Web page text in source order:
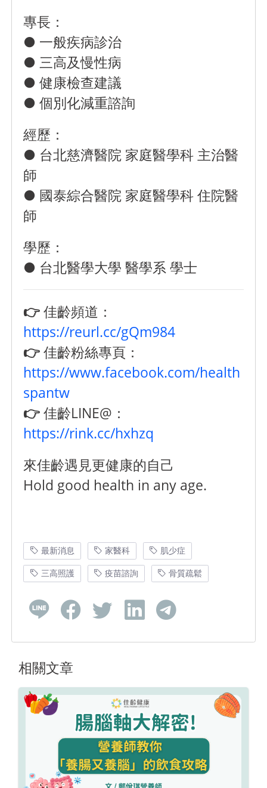
專長：
● 一般疾病診治
● 三高及慢性病
● 健康檢查建議
● 個別化減重諮詢
經歷：
● 台北慈濟醫院 家庭醫學科 主治醫
師
● 國泰綜合醫院 家庭醫學科 住院醫
師
學歷：
● 台北醫學大學 醫學系 學士
👉佳齡頻道：
https://reurl.cc/gQm984
👉佳齡粉絲專頁：
https://www.facebook.com/health
spantw
👉佳齡LINE@：
https://rink.cc/hxhzq
來佳齡遇見更健康的自己
Hold good health in any age.
最新消息 家醫科
肌少症
三高照護
疫苗諮詢 骨質疏鬆
相關文章